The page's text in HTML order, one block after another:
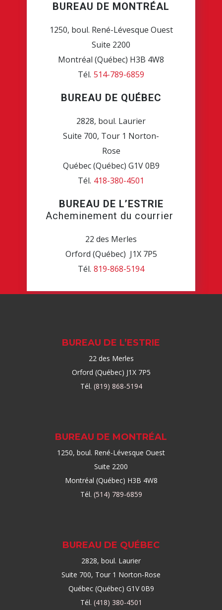
BUREAU DE MONTRÉAL
1250, boul. René-Lévesque Ouest
Suite 2200
Montréal (Québec) H3B 4W8
Tél. 514-789-6859
BUREAU DE QUÉBEC
2828, boul. Laurier
Suite 700, Tour 1 Norton-
Rose
Québec (Québec) G1V 0B9
Tél. 418-380-4501
BUREAU DE L’ESTRIE
Acheminement du courrier
22 des Merles
Orford (Québec) J1X 7P5
Tél. 819-868-5194
BUREAU DE L’ESTRIE
22 des Merles
Orford (Québec) J1X 7P5
Tél. (819) 868-5194
BUREAU DE MONTRÉAL
1250, boul. René-Lévesque Ouest
Suite 2200
Montréal (Québec) H3B 4W8
Tél. (514) 789-6859
BUREAU DE QUÉBEC
2828, boul. Laurier
Suite 700, Tour 1 Norton-Rose
Québec (Québec) G1V 0B9
Tél. (418) 380-4501